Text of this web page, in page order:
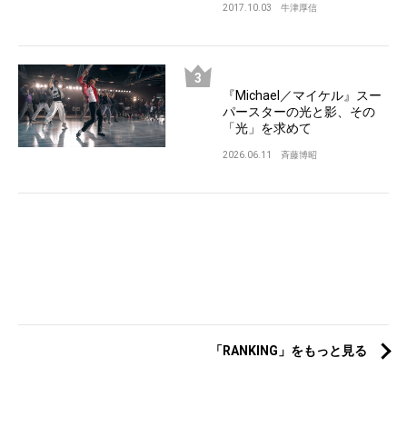
2017.10.03 牛津厚信
『Michael／マイケル』スー
パースターの光と影、その
「光」を求めて
2026.06.11 斉藤博昭
「RANKING」をもっと見る